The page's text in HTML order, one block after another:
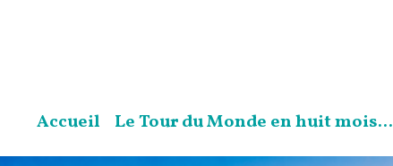
Accueil Le Tour du Monde en huit mois...